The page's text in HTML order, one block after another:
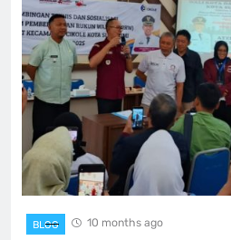
BLOG 10 months ago